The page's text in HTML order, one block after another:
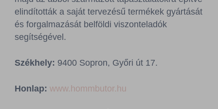
Pályázatok
Sajtószoba
Kapcsolat
360DBPHFDASPOT
elindították a saját tervezésű termékek gyártását
és forgalmazását belföldi viszonteladók
segítségével.
Székhely: 9400 Sopron, Győri út 17.
Honlap: www.hommbutor.hu